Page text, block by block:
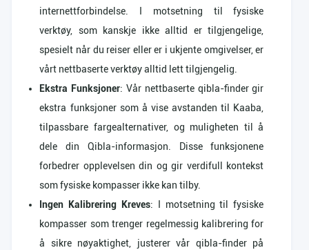
internettforbindelse. I motsetning til fysiske
verktøy, som kanskje ikke alltid er tilgjengelige,
spesielt når du reiser eller er i ukjente omgivelser, er
vårt nettbaserte verktøy alltid lett tilgjengelig.
Ekstra Funksjoner: Vår nettbaserte qibla-finder gir
ekstra funksjoner som å vise avstanden til Kaaba,
tilpassbare fargealternativer, og muligheten til å
dele din Qibla-informasjon. Disse funksjonene
forbedrer opplevelsen din og gir verdifull kontekst
som fysiske kompasser ikke kan tilby.
Ingen Kalibrering Kreves: I motsetning til fysiske
kompasser som trenger regelmessig kalibrering for
å sikre nøyaktighet, justerer vår qibla-finder på